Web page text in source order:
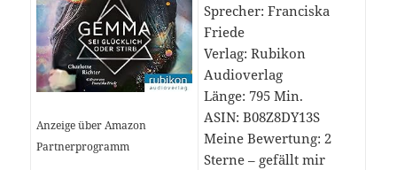
Anzeige über Amazon
Partnerprogramm
Sprecher: Franciska
Friede
Verlag: Rubikon
Audioverlag
Länge: 795 Min.
ASIN: B08Z8DY13S
Meine Bewertung: 2
Sterne – gefällt mir